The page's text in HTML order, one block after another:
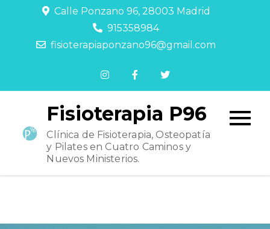
Calle Ponzano 96, 28003 Madrid
915358984
fisioterapiaponzano96@gmail.com
Fisioterapia P96
Clínica de Fisioterapia, Osteopatía
y Pilates en Cuatro Caminos y
Nuevos Ministerios.